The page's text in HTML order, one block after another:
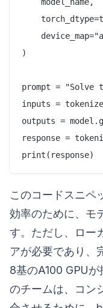
)
prompt =
inputs =
outputs =
response =
このコードスニペ
効率のために、モ
す。ただし、ロー
アが必要であり、
8基のA100 GPUが
のチームは、コン